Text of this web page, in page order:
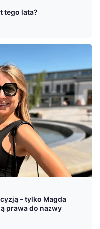
tego lata?
– tylko Magda
prawa do nazwy